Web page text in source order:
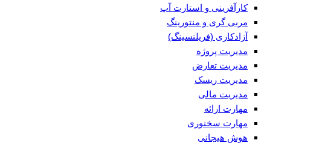
کارآفرینی و استارت آپ
مربی گری و منتورینگ
آزادکاری (فریلنسینگ)
مدیریت پروژه
مدیریت تعارض
مدیریت ریسک
مدیریت مالی
مهارت ارائه
مهارت سخنوری
هوش هیجانی